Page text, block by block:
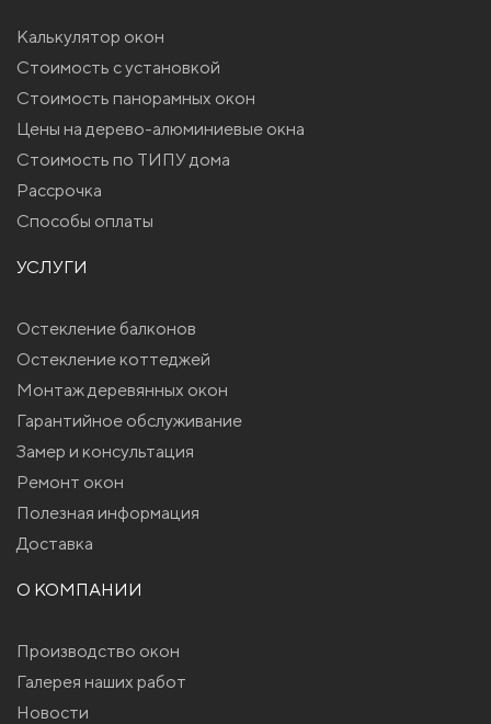
Калькулятор окон
Стоимость с установкой
Стоимость панорамных окон
Цены на дерево-алюминиевые окна
Стоимость по ТИПУ дома
Рассрочка
Способы оплаты
УСЛУГИ
Остекление балконов
Остекление коттеджей
Монтаж деревянных окон
Гарантийное обслуживание
Замер и консультация
Ремонт окон
Полезная информация
Доставка
О КОМПАНИИ
Производство окон
Галерея наших работ
Новости